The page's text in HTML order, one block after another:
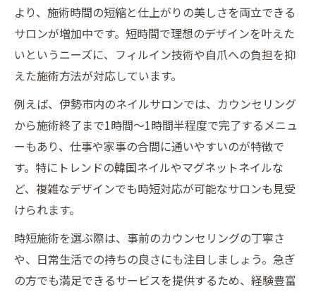
より、施術時間の短縮と仕上がりの美しさを両立できる
サロンが増加中です。短時間で理想のデザインを叶えた
いというニーズに、フィルイン技術や自爪への負担を抑
えた施術方法が対応しています。
例えば、伊勢市内のネイルサロンでは、カウンセリング
から施術終了まで1時間～1時間半程度で完了するメニュ
ーもあり、仕事や家事の合間に通いやすいのが特徴で
す。特にトレンドの韓国ネイルやマグネットネイルな
ど、複雑なデザインでも時短対応が可能なサロンも見受
けられます。
時短施術を選ぶ際は、事前のカウンセリングの丁寧さ
や、日常生活での持ちの良さにも注目しましょう。急ぎ
の方でも満足できるサービスを提供するため、経験豊富